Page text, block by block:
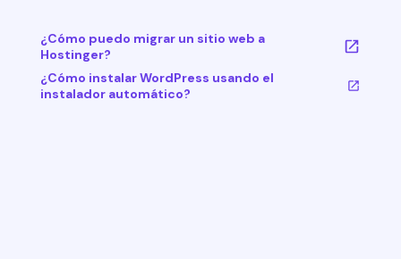
¿Cómo puedo migrar un sitio web a
Hostinger?
¿Cómo instalar WordPress usando el
instalador automático?